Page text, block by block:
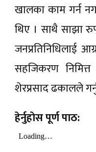
खालका काम गर्न
थिए । साथै साझा
जनप्रतिनिधिलाई
सहजिकरण
शेरप्रसाद ढकालले
हेर्नुहाेस पूर्ण पाठ: